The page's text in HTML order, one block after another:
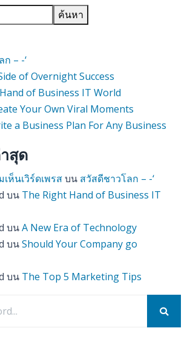
ค้นหา
– -‘
of Overnight Success
of Business IT World
Your Own Viral Moments
a Business Plan For Any Business
สุด
ห็นเวิร์ดเพรสบน สวัสดีชาวโลก – -‘
บน The Right Hand of Business IT
บนA New Era of Technology
บนShould Your Company go
บน The Top 5 Marketing Tips